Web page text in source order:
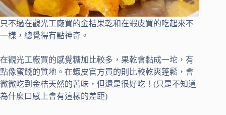
只不過在觀光工廠買的金桔果乾和在蝦皮買的吃起來不
一樣，總覺得有點神奇。
在觀光工廠買的感覺糖加比較多，果乾會黏成一坨，有
點像蜜餞的質地。在蝦皮官方買的則比較乾爽蓬鬆，會
微微吃到金桔天然的苦味，但還是很好吃！(只是不知道
為什麼口感上會有這樣的差距)